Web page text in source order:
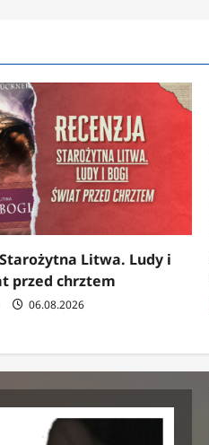
Starożytna Litwa. Ludy i
przed chrztem
06.08.2026